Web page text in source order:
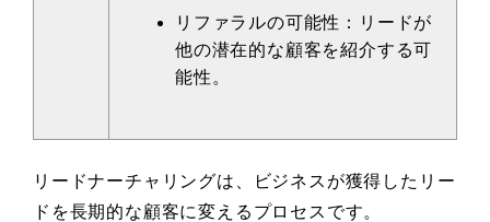
リファラルの可能性：リードが
他の潜在的な顧客を紹介する可
能性。
リードナーチャリングは、ビジネスが獲得したリー
ドを長期的な顧客に変えるプロセスです。